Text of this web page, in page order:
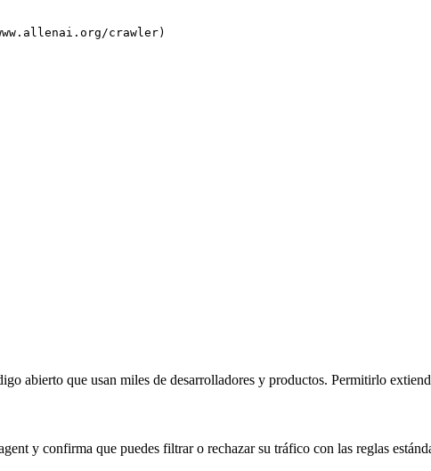
crawler)
abierto que usan miles de desarrolladores y productos. Permitirlo
y confirma que puedes filtrar o rechazar su tráfico con las reglas